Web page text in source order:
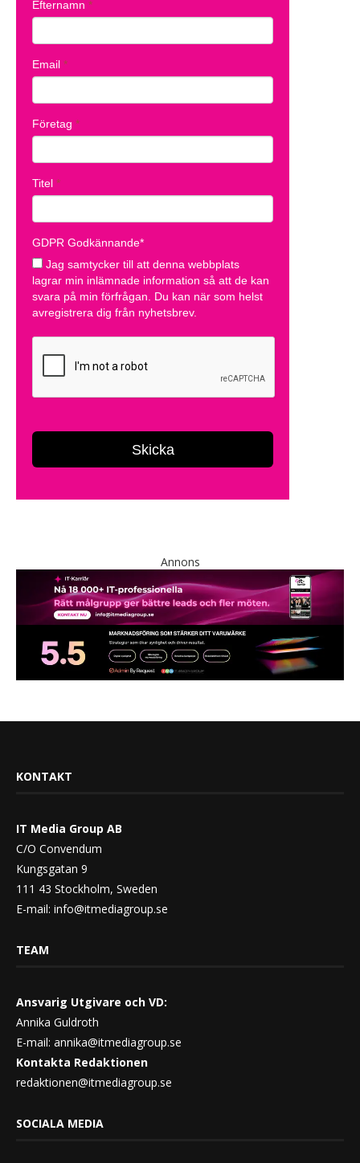
Annons
KONTAKT
IT Media Group AB
C/O Convendum
Kungsgatan 9
111 43 Stockholm, Sweden
E-mail: info@itmediagroup.se
TEAM
Ansvarig Utgivare och VD:
Annika Guldroth
E-mail: annika@itmediagroup.se
Kontakta Redaktionen
redaktionen@itmediagroup.se
SOCIALA MEDIA